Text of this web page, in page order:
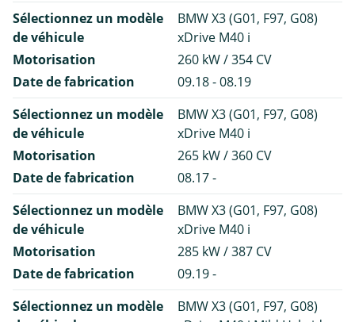
Sélectionnez un modèle
de véhicule
BMW X3 (G01, F97, G08)
xDrive M40 i
Motorisation
260 kW / 354 CV
Date de fabrication
09.18 - 08.19
Sélectionnez un modèle
de véhicule
BMW X3 (G01, F97, G08)
xDrive M40 i
Motorisation
265 kW / 360 CV
Date de fabrication
08.17 -
Sélectionnez un modèle
de véhicule
BMW X3 (G01, F97, G08)
xDrive M40 i
Motorisation
285 kW / 387 CV
Date de fabrication
09.19 -
Sélectionnez un modèle
BMW X3 (G01, F97, G08)